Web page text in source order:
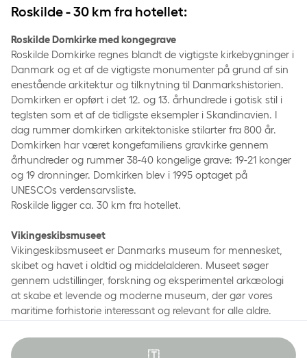
🇹
Roskilde - 30 km fra hotellet:
Roskilde Domkirke med kongegrave
Roskilde Domkirke regnes blandt de vigtigste kirkebygninger i
Danmark og et af de vigtigste monumenter på grund af sin
enestående arkitektur og tilknytning til Danmarkshistorien.
Domkirken er opført i det 12. og 13. århundrede i gotisk stil i
teglsten som et af de tidligste eksempler i Skandinavien. I
dag rummer domkirken arkitektoniske stilarter fra 800 år.
Domkirken har været kongefamiliens gravkirke gennem
århundreder og rummer 38-40 kongelige grave: 19-21 konger
og 19 dronninger. Domkirken blev i 1995 optaget på
UNESCOs verdensarvsliste.
Roskilde ligger ca. 30 km fra hotellet.
Vikingeskibsmuseet
Vikingeskibsmuseet er Danmarks museum for mennesket,
skibet og havet i oldtid og middelalderen. Museet søger
gennem udstillinger, forskning og eksperimentel arkæologi
at skabe et levende og moderne museum, der gør vores
maritime forhistorie interessant og relevant for alle aldre.
Ragnarock